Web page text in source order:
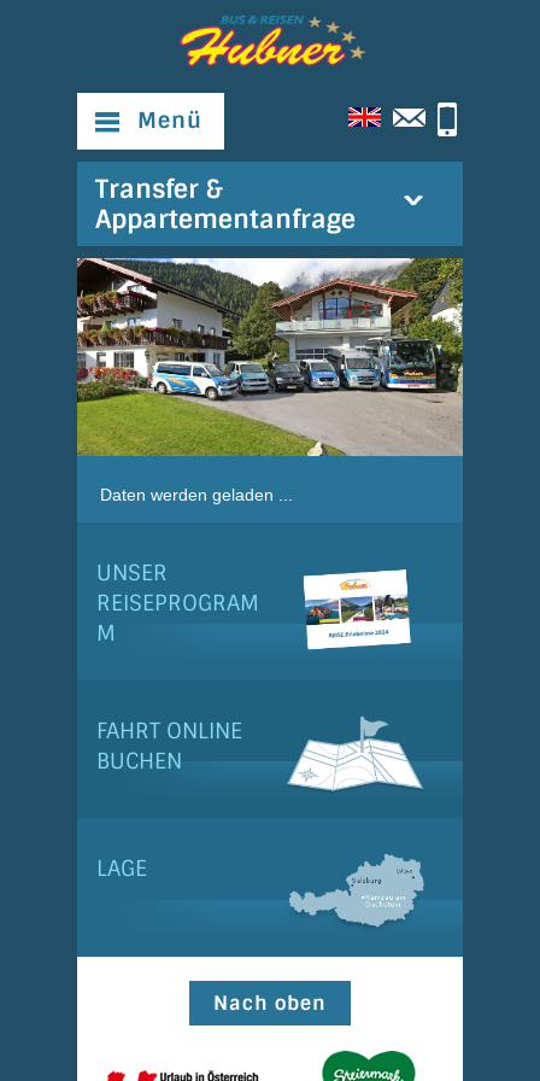
Menü
Transfer &
Appartementanfrage
Daten werden geladen ...
UNSER
REISEPROGRAM
M
FAHRT ONLINE
BUCHEN
LAGE
Nach oben